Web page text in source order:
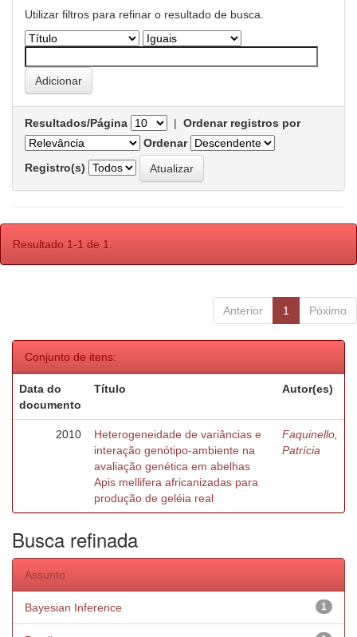
Utilizar filtros para refinar o resultado de busca.
Resultados/Página | Ordenar registros por
Ordenar
Registro(s)
Resultado 1-1 de 1.
Anterior 1 Póximo
Conjunto de itens:
Data do
documento
Título Autor(es)
2010
Heterogeneidade de variâncias e
interação genótipo-ambiente na
avaliação genética em abelhas
Apis mellifera africanizadas para
produção de geléia real
Faquinello,
Patrícia
Busca refinada
Assunto
1
Bayesian Inference